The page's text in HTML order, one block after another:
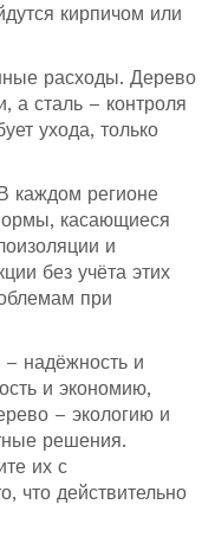
кирпичом или
расходы. Дерево
а сталь – контроля
ухода, только
каждом регионе
касающиеся
и
без учёта этих
при
надёжность и
и экономию,
– экологию и
решения.
их с
что действительно